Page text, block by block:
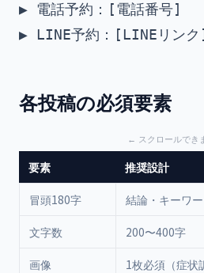
▶ 電話予約：[電話番号]
各投稿の必須要素
要素 推奨設計
冒頭180字 結論・キーワ
文字数 200〜400字
画像 1枚必須（症状